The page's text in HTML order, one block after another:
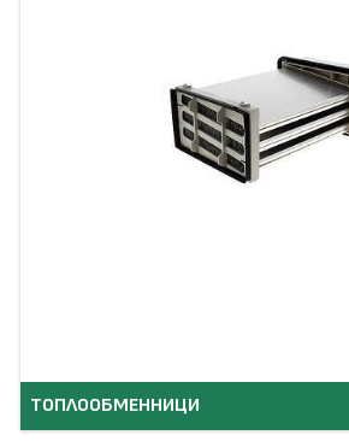
ТОПЛООБМЕННИЦИ